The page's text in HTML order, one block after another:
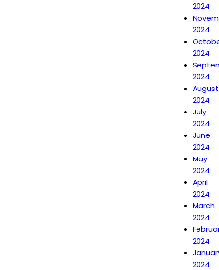
2024
2024
2024
2024
August
2024
July
2024
June
2024
May
2024
April
2024
March
2024
2024
2024